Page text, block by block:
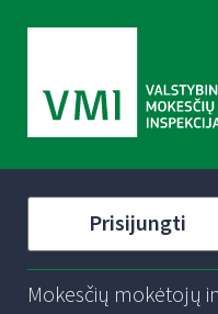
Prisijungti
Mokesčių mokėtojų